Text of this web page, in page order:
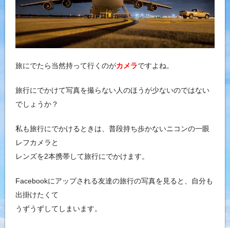
旅にでたら当然持って行くのがカメラですよね。
旅行にでかけて写真を撮らない人のほうが少ないのではない
でしょうか？
私も旅行にでかけるときは、普段持ち歩かないニコンの一眼
レフカメラと
レンズを2本携帯して旅行にでかけます。
Facebookにアップされる友達の旅行の写真を見ると、自分も
出掛けたくて
うずうずしてしまいます。